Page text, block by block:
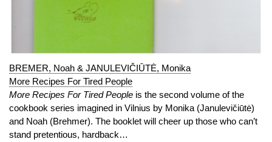
BREMER, Noah & JANULEVIČIŪTĖ, Monika
More Recipes For Tired People
More Recipes For Tired People is the second volume of the
cookbook series imagined in Vilnius by Monika (Janulevičiūtė)
and Noah (Brehmer). The booklet will cheer up those who can’t
stand pretentious, hardback…